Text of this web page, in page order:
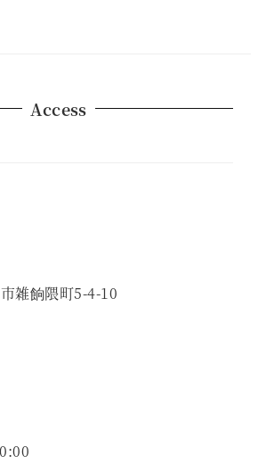
Access
雑餉隈町5-4-10